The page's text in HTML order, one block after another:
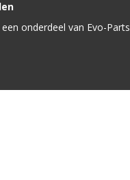
onderdeel van Evo-Parts